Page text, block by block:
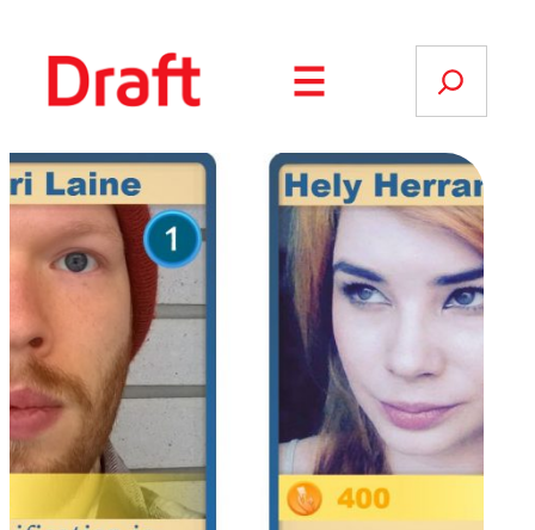
sisältöön